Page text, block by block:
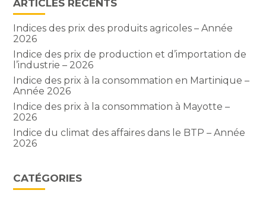
ARTICLES RÉCENTS
Indices des prix des produits agricoles – Année
2026
Indice des prix de production et d’importation de
l’industrie – 2026
Indice des prix à la consommation en Martinique –
Année 2026
Indice des prix à la consommation à Mayotte –
2026
Indice du climat des affaires dans le BTP – Année
2026
CATÉGORIES